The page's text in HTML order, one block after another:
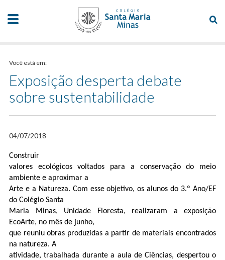
Você está em:
Exposição desperta debate
sobre sustentabilidade
04/07/2018
Construir
valores ecológicos voltados para a conservação do meio
ambiente e aproximar a
Arte e a Natureza. Com esse objetivo, os alunos do 3.º Ano/EF
do Colégio Santa
Maria Minas, Unidade Floresta, realizaram a exposição
EcoArte, no mês de junho,
que reuniu obras produzidas a partir de materiais encontrados
na natureza. A
atividade, trabalhada durante a aula de Ciências, despertou o